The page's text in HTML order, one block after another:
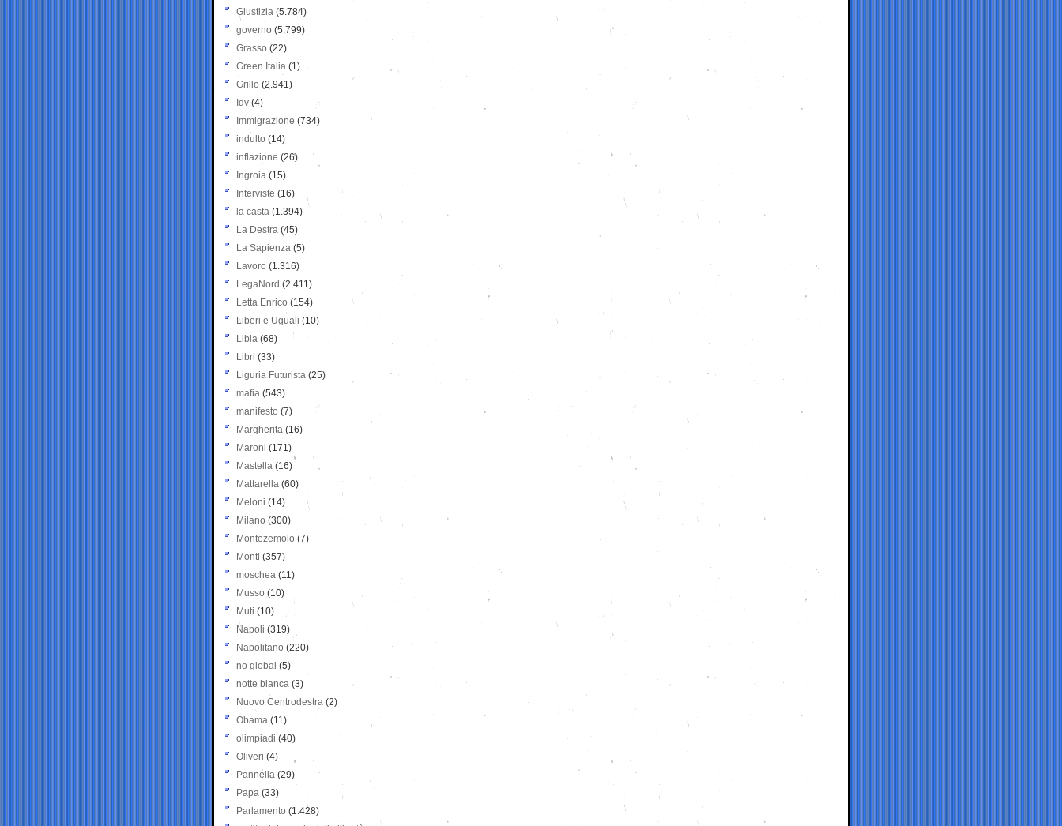
Giustizia (5.784)
governo (5.799)
Grasso (22)
Green Italia (1)
Grillo (2.941)
Idv (4)
Immigrazione (734)
indulto (14)
inflazione (26)
Ingroia (15)
Interviste (16)
la casta (1.394)
La Destra (45)
La Sapienza (5)
Lavoro (1.316)
LegaNord (2.411)
Letta Enrico (154)
Liberi e Uguali (10)
Libia (68)
Libri (33)
Liguria Futurista (25)
mafia (543)
manifesto (7)
Margherita (16)
Maroni (171)
Mastella (16)
Mattarella (60)
Meloni (14)
Milano (300)
Montezemolo (7)
Monti (357)
moschea (11)
Musso (10)
Muti (10)
Napoli (319)
Napolitano (220)
no global (5)
notte bianca (3)
Nuovo Centrodestra (2)
Obama (11)
olimpiadi (40)
Oliveri (4)
Pannella (29)
Papa (33)
Parlamento (1.428)